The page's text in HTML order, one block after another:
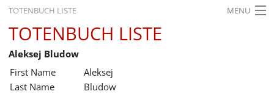
TOTENBUCH LISTE MENU
STARTSEITE
AUSSTELLUNGEN
GESCHICHTE
TOTENBUCH LISTE
Aleksej Bludow
First Name
Aleksej
Last Name
Bludow